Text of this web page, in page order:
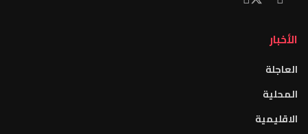
الأخبار
العاجلة
المحلية
الاقليمية